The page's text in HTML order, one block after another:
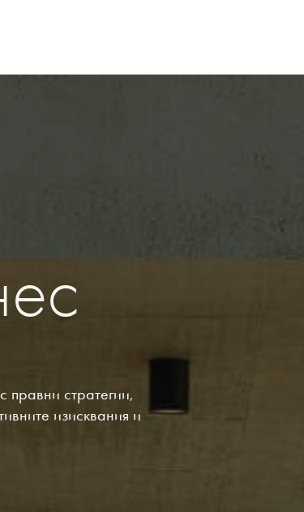
правни стратегии,
изисквания и